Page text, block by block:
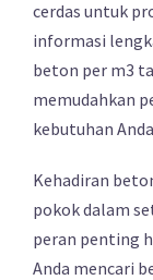
cerdas untuk
informasi
beton per m3
memudahkan
kebutuhan
Kehadiran
pokok dalam
peran penting
Anda mencari